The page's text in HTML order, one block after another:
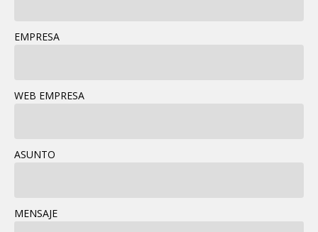
EMPRESA
WEB EMPRESA
ASUNTO
MENSAJE